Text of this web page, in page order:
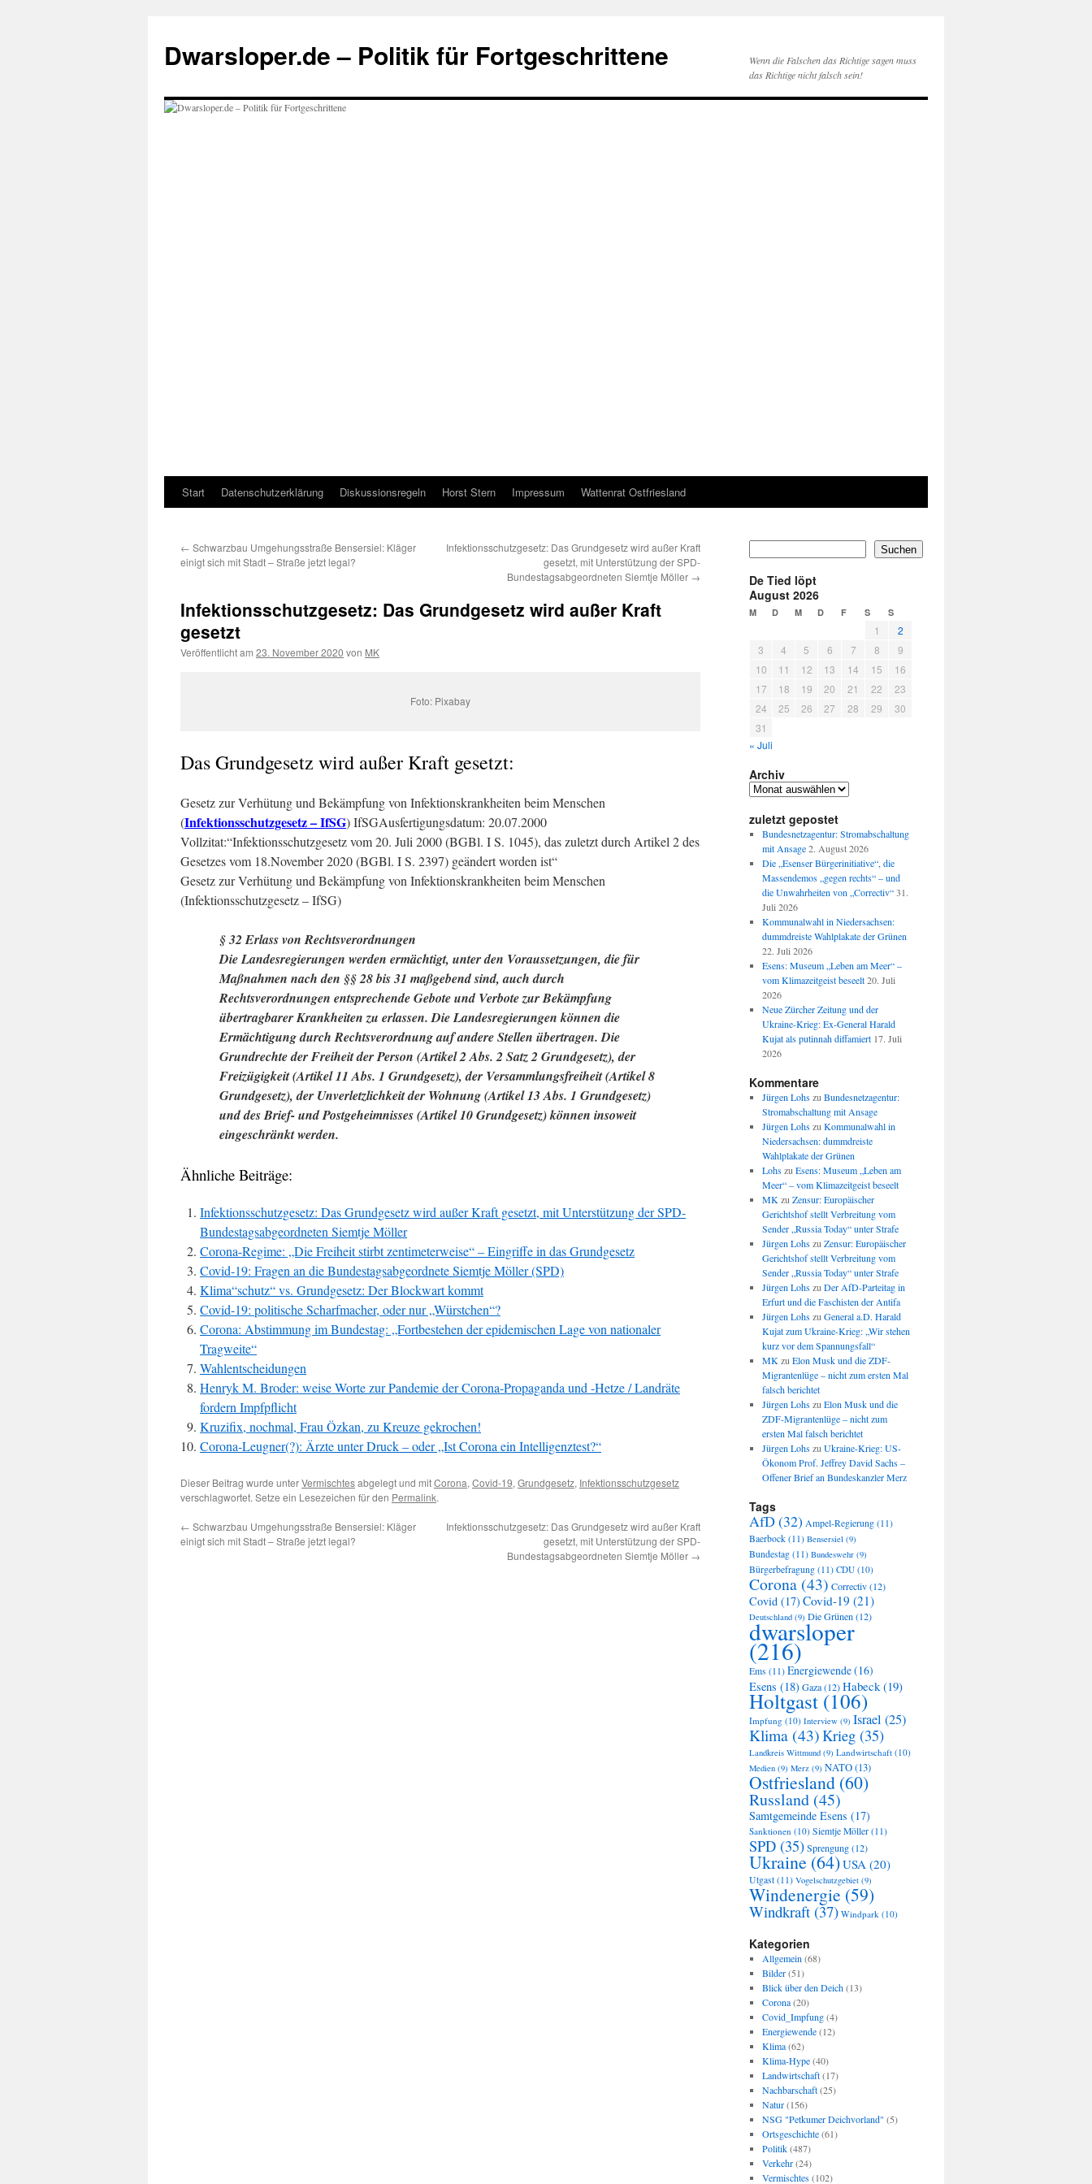
springen
Dwarsloper.de – Politik für Fortgeschrittene
Wenn die Falschen das Richtige sagen muss
das Richtige nicht falsch sein!
Start Datenschutzerklärung Diskussionsregeln Horst Stern Impressum Wattenrat Ostfriesland
← Schwarzbau Umgehungsstraße Bensersiel: Kläger
einigt sich mit Stadt – Straße jetzt legal?
Infektionsschutzgesetz: Das Grundgesetz wird außer Kraft
gesetzt, mit Unterstützung der SPD-
Bundestagsabgeordneten Siemtje Möller →
Infektionsschutzgesetz: Das Grundgesetz wird außer Kraft
gesetzt
Veröffentlicht am 23. November 2020 von MK
Foto: Pixabay
Das Grundgesetz wird außer Kraft gesetzt:
Gesetz zur Verhütung und Bekämpfung von Infektionskrankheiten beim Menschen
(Infektionsschutzgesetz – IfSG) IfSGAusfertigungsdatum: 20.07.2000
Vollzitat:“Infektionsschutzgesetz vom 20. Juli 2000 (BGBl. I S. 1045), das zuletzt durch Artikel 2 des
Gesetzes vom 18.November 2020 (BGBl. I S. 2397) geändert worden ist“
Gesetz zur Verhütung und Bekämpfung von Infektionskrankheiten beim Menschen
(Infektionsschutzgesetz – IfSG)
§ 32 Erlass von Rechtsverordnungen
Die Landesregierungen werden ermächtigt, unter den Voraussetzungen, die für
Maßnahmen nach den §§ 28 bis 31 maßgebend sind, auch durch
Rechtsverordnungen entsprechende Gebote und Verbote zur Bekämpfung
übertragbarer Krankheiten zu erlassen. Die Landesregierungen können die
Ermächtigung durch Rechtsverordnung auf andere Stellen übertragen. Die
Grundrechte der Freiheit der Person (Artikel 2 Abs. 2 Satz 2 Grundgesetz), der
Freizügigkeit (Artikel 11 Abs. 1 Grundgesetz), der Versammlungsfreiheit (Artikel 8
Grundgesetz), der Unverletzlichkeit der Wohnung (Artikel 13 Abs. 1 Grundgesetz)
und des Brief- und Postgeheimnisses (Artikel 10 Grundgesetz) können insoweit
eingeschränkt werden.
Ähnliche Beiträge:
Infektionsschutzgesetz: Das Grundgesetz wird außer Kraft gesetzt, mit Unterstützung der SPD-
Bundestagsabgeordneten Siemtje Möller
Corona-Regime: „Die Freiheit stirbt zentimeterweise“ – Eingriffe in das Grundgesetz
Covid-19: Fragen an die Bundestagsabgeordnete Siemtje Möller (SPD)
Klima“schutz“ vs. Grundgesetz: Der Blockwart kommt
Covid-19: politische Scharfmacher, oder nur „Würstchen“?
Corona: Abstimmung im Bundestag: „Fortbestehen der epidemischen Lage von nationaler
Tragweite“
Wahlentscheidungen
Henryk M. Broder: weise Worte zur Pandemie der Corona-Propaganda und -Hetze / Landräte
fordern Impfpflicht
Kruzifix, nochmal, Frau Özkan, zu Kreuze gekrochen!
Corona-Leugner(?): Ärzte unter Druck – oder „Ist Corona ein Intelligenztest?“
Dieser Beitrag wurde unterVermischtesabgelegt und mitCorona, Covid-19, Grundgesetz, Infektionsschutzgesetz
verschlagwortet. Setze ein Lesezeichen für den Permalink.
← Schwarzbau Umgehungsstraße Bensersiel: Kläger
einigt sich mit Stadt – Straße jetzt legal?
Infektionsschutzgesetz: Das Grundgesetz wird außer Kraft
gesetzt, mit Unterstützung der SPD-
Bundestagsabgeordneten Siemtje Möller →
Suchen
De Tied löpt
August 2026
M D M D F S S
1
2
3
4 5 6 7 8
9
10
11 12 13 14 15
16
17
18 19 20 21 22
23
24
25 26 27 28 29
30
31
« Juli
Archiv
Archiv
zuletzt gepostet
Bundesnetzagentur: Stromabschaltung
mit Ansage 2. August 2026
Die „Esenser Bürgerinitiative“, die
Massendemos „gegen rechts“ – und
die Unwahrheiten von „Correctiv“ 31.
Juli 2026
Kommunalwahl in Niedersachsen:
dummdreiste Wahlplakate der Grünen
22. Juli 2026
Esens: Museum „Leben am Meer“ –
vom Klimazeitgeist beseelt 20. Juli
2026
Neue Zürcher Zeitung und der
Ukraine-Krieg: Ex-General Harald
Kujat als putinnah diffamiert 17. Juli
2026
Kommentare
Jürgen Lohszu Bundesnetzagentur:
Stromabschaltung mit Ansage
Jürgen Lohszu Kommunalwahl in
Niedersachsen: dummdreiste
Wahlplakate der Grünen
Lohszu Esens: Museum „Leben am
Meer“ – vom Klimazeitgeist beseelt
MK zu Zensur: Europäischer
Gerichtshof stellt Verbreitung vom
Sender „Russia Today“ unter Strafe
Jürgen Lohszu Zensur: Europäischer
Gerichtshof stellt Verbreitung vom
Sender „Russia Today“ unter Strafe
Jürgen Lohszu Der AfD-Parteitag in
Erfurt und die Faschisten der Antifa
Jürgen Lohszu General a.D. Harald
Kujat zum Ukraine-Krieg: „Wir stehen
kurz vor dem Spannungsfall“
MK zu Elon Musk und die ZDF-
Migrantenlüge – nicht zum ersten Mal
falsch berichtet
Jürgen Lohszu Elon Musk und die
ZDF-Migrantenlüge – nicht zum
ersten Mal falsch berichtet
Jürgen Lohszu Ukraine-Krieg: US-
Ökonom Prof. Jeffrey David Sachs –
Offener Brief an Bundeskanzler Merz
Tags
AfD(32) Ampel-Regierung (11)
Baerbock (11) Bensersiel (9)
Bundestag (11) Bundeswehr (9)
Bürgerbefragung (11) CDU (10)
Corona (43) Correctiv(12)
Covid (17) Covid-19 (21)
Deutschland (9) Die Grünen(12)
dwarsloper
(216)
Ems (11) Energiewende(16)
Esens (18)Gaza(12)Habeck(19)
Holtgast (106)
Impfung (10) Interview (9) Israel (25)
Klima (43)Krieg (35)
Landkreis Wittmund (9) Landwirtschaft (10)
Medien (9) Merz (9) NATO(13)
Ostfriesland (60)
Russland (45)
Samtgemeinde Esens (17)
Sanktionen (10) Siemtje Möller (11)
SPD (35)Sprengung(12)
Ukraine (64)USA (20)
Utgast (11) Vogelschutzgebiet (9)
Windenergie (59)
Windkraft (37) Windpark (10)
Kategorien
Allgemein (68)
Bilder(51)
Blick über den Deich(13)
Corona(20)
Covid_Impfung(4)
Energiewende(12)
Klima(62)
Klima-Hype(40)
Landwirtschaft(17)
Nachbarschaft(25)
Natur(156)
NSG "Petkumer Deichvorland" (5)
Ortsgeschichte(61)
Politik(487)
Verkehr(24)
Vermischtes(102)